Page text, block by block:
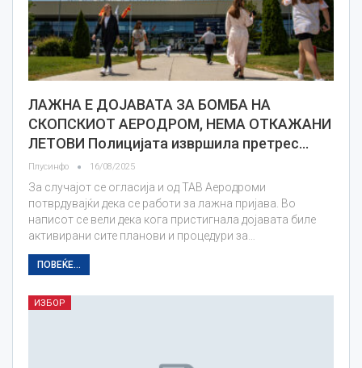
ЛАЖНА Е ДОЈАВАТА ЗА БОМБА НА
СКОПСКИОТ АЕРОДРОМ, НЕМА ОТКАЖАНИ
ЛЕТОВИ Полицијата извршила претрес…
Плусинфо 16/08/2025
За случајот се огласија и од ТАВ Аеродроми
потврдувајќи дека се работи за лажна пријава. Во
написот се вели дека кога пристигнала дојавата биле
активирани сите планови и процедури за…
ПОВЕЌЕ...
ИЗБОР